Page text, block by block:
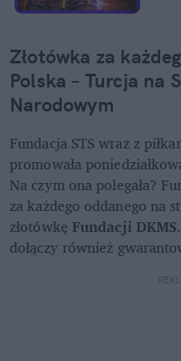
Złotówka za
Polska – Turcja na
Narodowym
Fundacja STS wraz z
promowała
Na czym ona polegała?
za każdego oddanego na
złotówkę Fundacji DKMS
dołączy również